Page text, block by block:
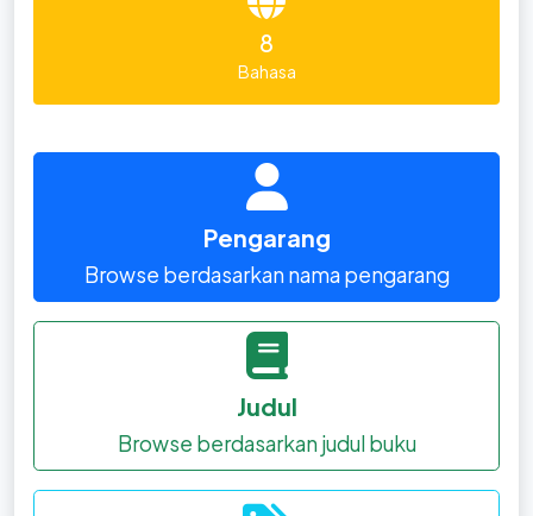
8
Bahasa
Pengarang
Browse berdasarkan nama pengarang
Judul
Browse berdasarkan judul buku